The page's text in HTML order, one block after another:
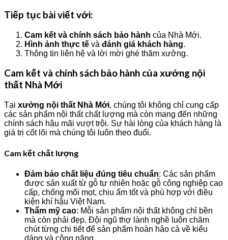
Tiếp tục bài viết với:
Cam kết và chính sách bảo hành của Nhà Mới.
Hình ảnh thực tế và đánh giá khách hàng.
Thông tin liên hệ và lời mời ghé thăm xưởng.
Cam kết và chính sách bảo hành của xưởng nội
thất Nhà Mới
Tại xưởng nội thất Nhà Mới, chúng tôi không chỉ cung cấp
các sản phẩm nội thất chất lượng mà còn mang đến những
chính sách hậu mãi vượt trội. Sự hài lòng của khách hàng là
giá trị cốt lõi mà chúng tôi luôn theo đuổi.
Cam kết chất lượng
Đảm bảo chất liệu đúng tiêu chuẩn: Các sản phẩm
được sản xuất từ gỗ tự nhiên hoặc gỗ công nghiệp cao
cấp, chống mối mọt, chịu ẩm tốt và phù hợp với điều
kiện khí hậu Việt Nam.
Thẩm mỹ cao: Mỗi sản phẩm nội thất không chỉ bền
mà còn phải đẹp. Đội ngũ thợ lành nghề luôn chăm
chút từng chi tiết để sản phẩm hoàn hảo cả về kiểu
dáng và công năng.